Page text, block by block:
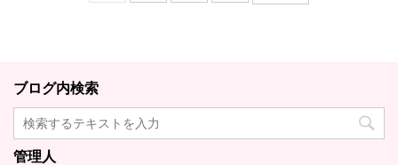
ブログ内検索
管理人